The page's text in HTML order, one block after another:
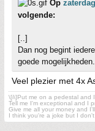
Op
volgende:
[..]
Dan nog begint
goede mogelijkheden.
Veel plezier met 4x
\[i\]Put me on a pedestal and
Tell me I'm exceptional and I
Give me all your money and
I think you're a joke but I